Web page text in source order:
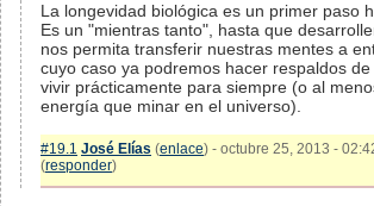
La longevidad biológica es un primer paso
Es un "mientras tanto", hasta que
nos permita transferir nuestras mentes a
cuyo caso ya podremos hacer respaldos
vivir prácticamente para siempre (o al
energía que minar en el universo).
#19.1 José Elías (enlace) - octubre 25, 2013 -
(responder)